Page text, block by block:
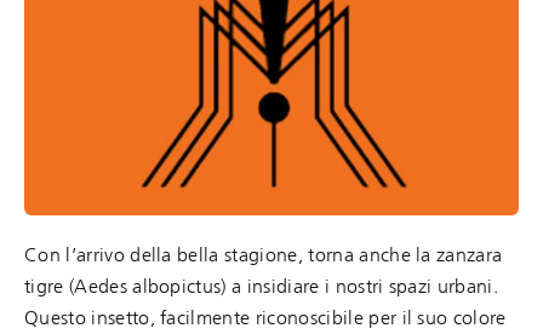
Con l’arrivo della bella stagione, torna anche la zanzara
tigre (Aedes albopictus) a insidiare i nostri spazi urbani.
Questo insetto, facilmente riconoscibile per il suo colore